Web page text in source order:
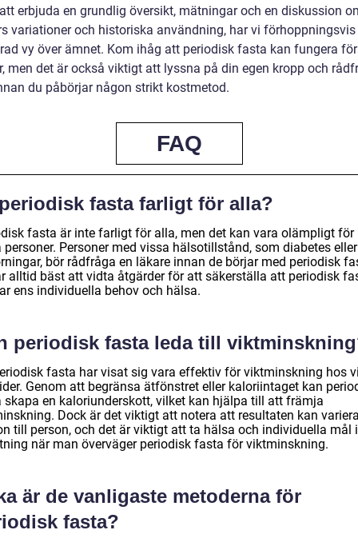
erbjuda en grundlig översikt, mätningar och en diskussion
variationer och historiska användning, har vi förhoppningsvis
vy över ämnet. Kom ihåg att periodisk fasta kan fungera
men det är också viktigt att lyssna på din egen kropp och
du påbörjar någon strikt kostmetod.
FAQ
fasta farligt för alla?
fasta är inte farligt för alla, men det kan vara olämpligt för
personer. Personer med vissa hälsotillstånd, som diabetes eller
bör rådfråga en läkare innan de börjar med periodisk
alltid bäst att vidta åtgärder för att säkerställa att periodisk
ens individuella behov och hälsa.
periodisk fasta leda till
fasta har visat sig vara effektiv för viktminskning hos
Genom att begränsa ätfönstret eller kaloriintaget kan
skapa en kaloriunderskott, vilket kan hjälpa till att främja
Dock är det viktigt att notera att resultaten kan
till person, och det är viktigt att ta hälsa och individuella mål i
när man överväger periodisk fasta för viktminskning.
är de vanligaste metoderna för
fasta?